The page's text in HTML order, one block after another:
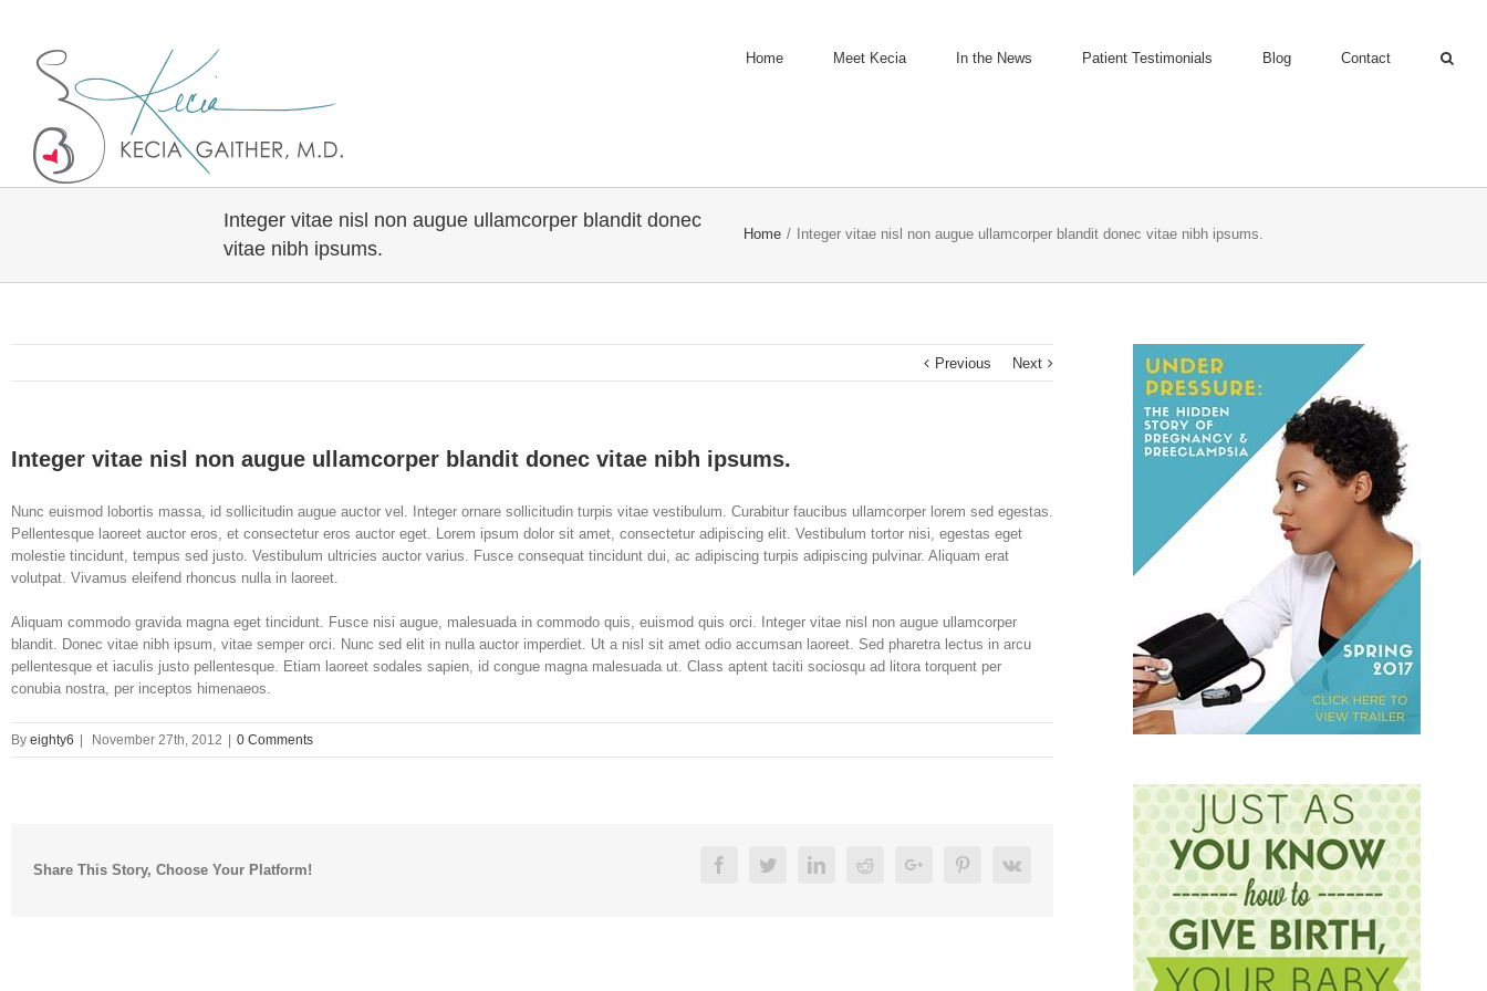
Home Meet Kecia In the News Patient Testimonials Blog Contact
Integer vitae nisl non augue ullamcorper blandit donec
vitae nibh ipsums.
Home / Integer vitae nisl non augue ullamcorper blandit donec vitae nibh ipsums.
Previous Next
Integer vitae nisl non augue ullamcorper blandit donec vitae nibh ipsums.
Nunc euismod lobortis massa, id sollicitudin augue auctor vel. Integer ornare sollicitudin turpis vitae vestibulum. Curabitur faucibus ullamcorper lorem sed egestas.
Pellentesque laoreet auctor eros, et consectetur eros auctor eget. Lorem ipsum dolor sit amet, consectetur adipiscing elit. Vestibulum tortor nisi, egestas eget
molestie tincidunt, tempus sed justo. Vestibulum ultricies auctor varius. Fusce consequat tincidunt dui, ac adipiscing turpis adipiscing pulvinar. Aliquam erat
volutpat. Vivamus eleifend rhoncus nulla in laoreet.
Aliquam commodo gravida magna eget tincidunt. Fusce nisi augue, malesuada in commodo quis, euismod quis orci. Integer vitae nisl non augue ullamcorper
blandit. Donec vitae nibh ipsum, vitae semper orci. Nunc sed elit in nulla auctor imperdiet. Ut a nisl sit amet odio accumsan laoreet. Sed pharetra lectus in arcu
pellentesque et iaculis justo pellentesque. Etiam laoreet sodales sapien, id congue magna malesuada ut. Class aptent taciti sociosqu ad litora torquent per
conubia nostra, per inceptos himenaeos.
By eighty6 November 27th, 2012 0 Comments
Share This Story, Choose Your Platform! FacebookTwitterLinkedinRedditGoogle+ PinterestVk